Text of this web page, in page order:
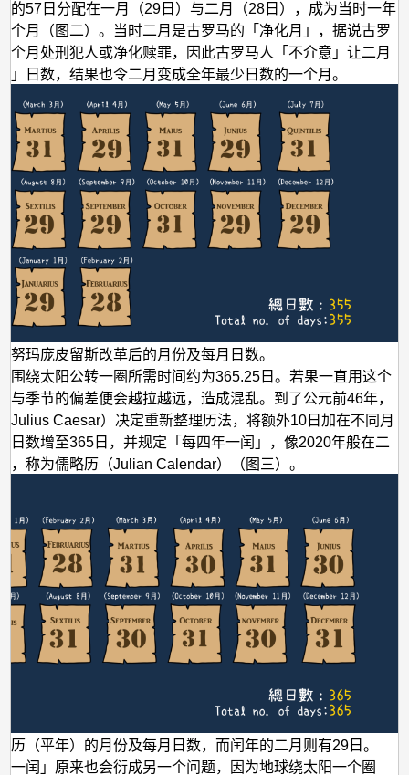
的57日分配在一月（29日）与二月（28日），成为当时一年
个月（图二）。当时二月是古罗马的「净化月」，据说古罗
个月处刑犯人或净化赎罪，因此古罗马人「不介意」让二月
」日数，结果也令二月变成全年最少日数的一个月。
努玛庞皮留斯改革后的月份及每月日数。
围绕太阳公转一圈所需时间约为365.25日。若果一直用这个
与季节的偏差便会越拉越远，造成混乱。到了公元前46年，
Julius Caesar）决定重新整理历法，将额外10日加在不同月
日数增至365日，并规定「每四年一闰」，像2020年般在二
，称为儒略历（Julian Calendar）（图三）。
历（平年）的月份及每月日数，而闰年的二月则有29日。
一闰」原来也会衍成另一个问题，因为地球绕太阳一个圈